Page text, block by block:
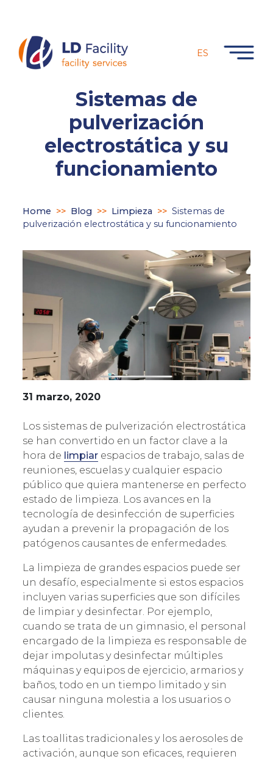
ES
Sistemas de
pulverización
electrostática y su
funcionamiento
Home >> Blog >> Limpieza >> Sistemas de
pulverización electrostática y su funcionamiento
31 marzo, 2020
Los sistemas de pulverización electrostática
se han convertido en un factor clave a la
hora de limpiar espacios de trabajo, salas de
reuniones, escuelas y cualquier espacio
público que quiera mantenerse en perfecto
estado de limpieza. Los avances en la
tecnología de desinfección de superficies
ayudan a prevenir la propagación de los
patógenos causantes de enfermedades.
La limpieza de grandes espacios puede ser
un desafío, especialmente si estos espacios
incluyen varias superficies que son difíciles
de limpiar y desinfectar. Por ejemplo,
cuando se trata de un gimnasio, el personal
encargado de la limpieza es responsable de
dejar impolutas y desinfectar múltiples
máquinas y equipos de ejercicio, armarios y
baños, todo en un tiempo limitado y sin
causar ninguna molestia a los usuarios o
clientes.
Las toallitas tradicionales y los aerosoles de
activación, aunque son eficaces, requieren